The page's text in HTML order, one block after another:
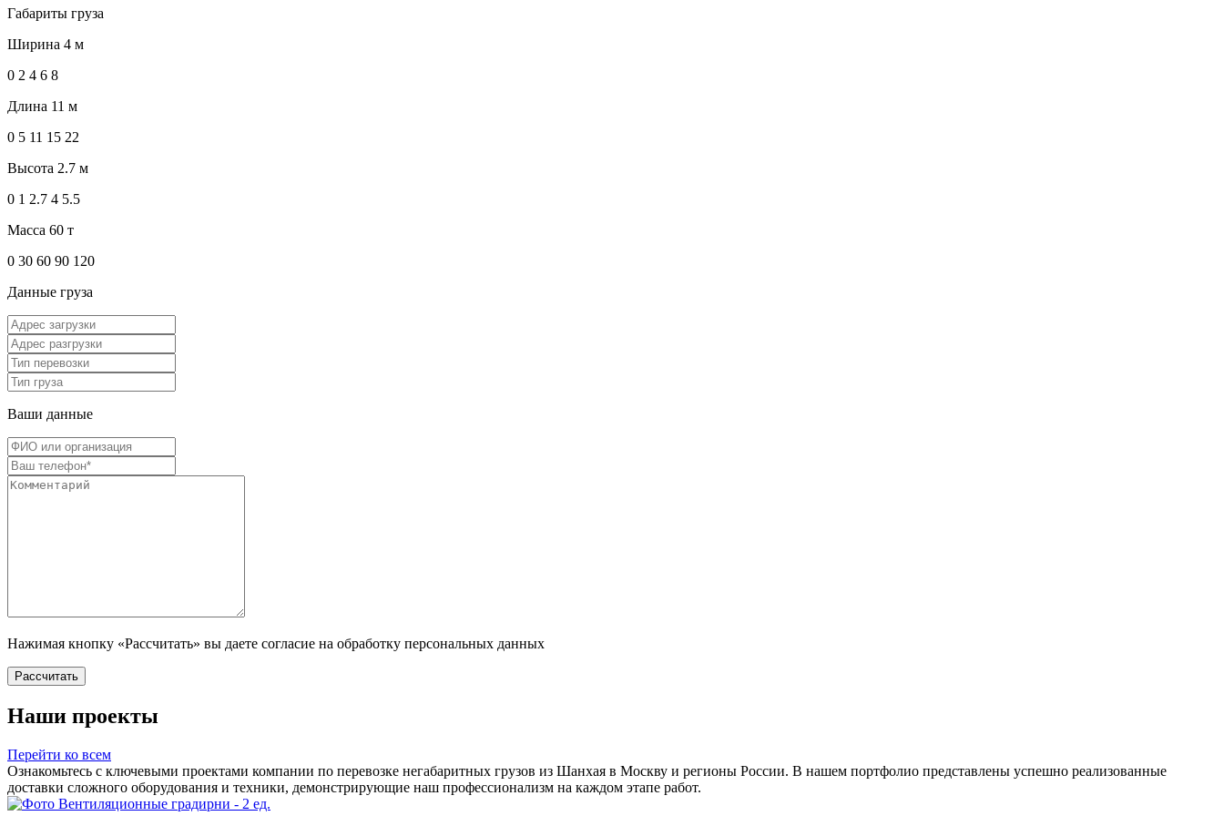
Габариты груза
Ширина 4 м
0 2 4 6 8
Длина 11 м
0 5 11 15 22
Высота 2.7 м
0 1 2.7 4 5.5
Масса 60 т
0 30 60 90 120
Данные груза
Ваши данные
Нажимая кнопку «Рассчитать» вы даете согласие на обработку персональных данных
Рассчитать
Наши проекты
Перейти ко всем
Ознакомьтесь с ключевыми проектами компании по перевозке негабаритных грузов из Шанхая в Москву и регионы России. В нашем портфолио представлены успешно реализованные
доставки сложного оборудования и техники, демонстрирующие наш профессионализм на каждом этапе работ.